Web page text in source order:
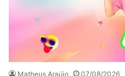
Matheus Araújo 07/08/2026